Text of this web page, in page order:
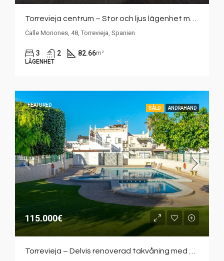
Calle Moriones, 48, Torrevieja, Spanien
3 2 82.66m²
LÄGENHET
FEATURED
SÅLD ANDRAHAND
115.000€